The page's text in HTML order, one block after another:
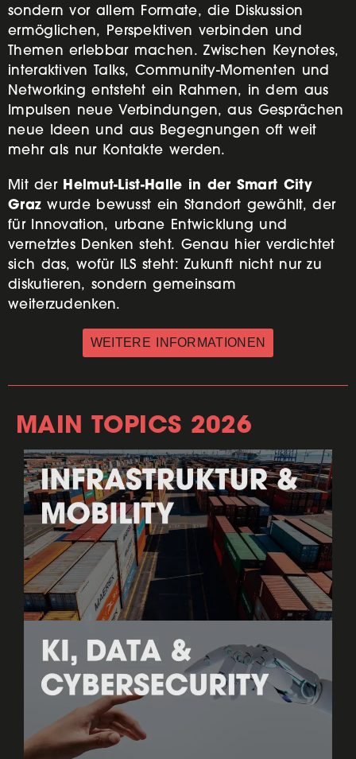
sondern vor allem Formate, die Diskussion
ermöglichen, Perspektiven verbinden und
Themen erlebbar machen. Zwischen Keynotes,
interaktiven Talks, Community-Momenten und
Networking entsteht ein Rahmen, in dem aus
Impulsen neue Verbindungen, aus Gesprächen
neue Ideen und aus Begegnungen oft weit
mehr als nur Kontakte werden.
Mit der Helmut-List-Halle in der Smart City
Graz wurde bewusst ein Standort gewählt, der
für Innovation, urbane Entwicklung und
vernetztes Denken steht. Genau hier verdichtet
sich das, wofür ILS steht: Zukunft nicht nur zu
diskutieren, sondern gemeinsam
weiterzudenken.
WEITERE INFORMATIONEN
MAIN TOPICS 2026